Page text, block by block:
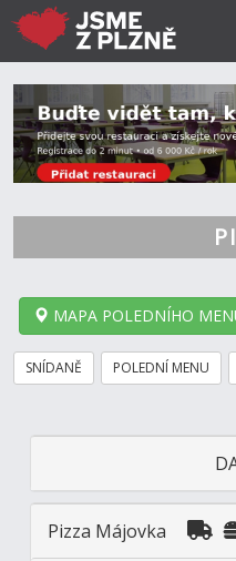
MAPA POLEDNÍHO
SNÍDANĚ POLEDNÍ MENU
Pizza Májovka